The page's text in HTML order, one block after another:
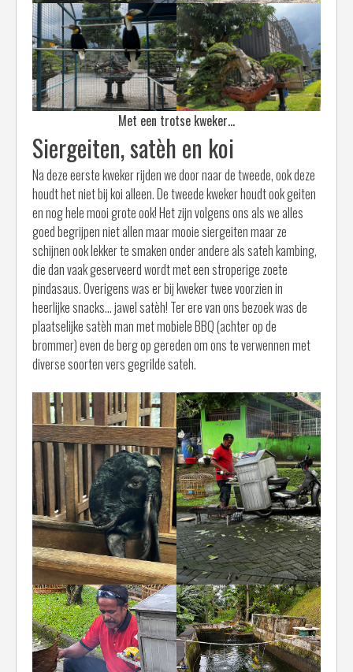
Met een trotse kweker…
Siergeiten, satèh en koi
Na deze eerste kweker rijden we door naar de tweede, ook deze
houdt het niet bij koi alleen. De tweede kweker houdt ook geiten
en nog hele mooi grote ook! Het zijn volgens ons als we alles
goed begrijpen niet allen maar mooie siergeiten maar ze
schijnen ook lekker te smaken onder andere als sateh kambing,
die dan vaak geserveerd wordt met een stroperige zoete
pindasaus. Overigens was er bij kweker twee voorzien in
heerlijke snacks… jawel satèh! Ter ere van ons bezoek was de
plaatselijke satèh man met mobiele BBQ (achter op de
brommer) even de berg op gereden om ons te verwennen met
diverse soorten vers gegrilde sateh.